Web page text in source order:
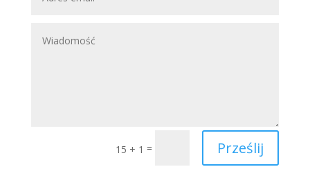
15 + 1 = Prześlij